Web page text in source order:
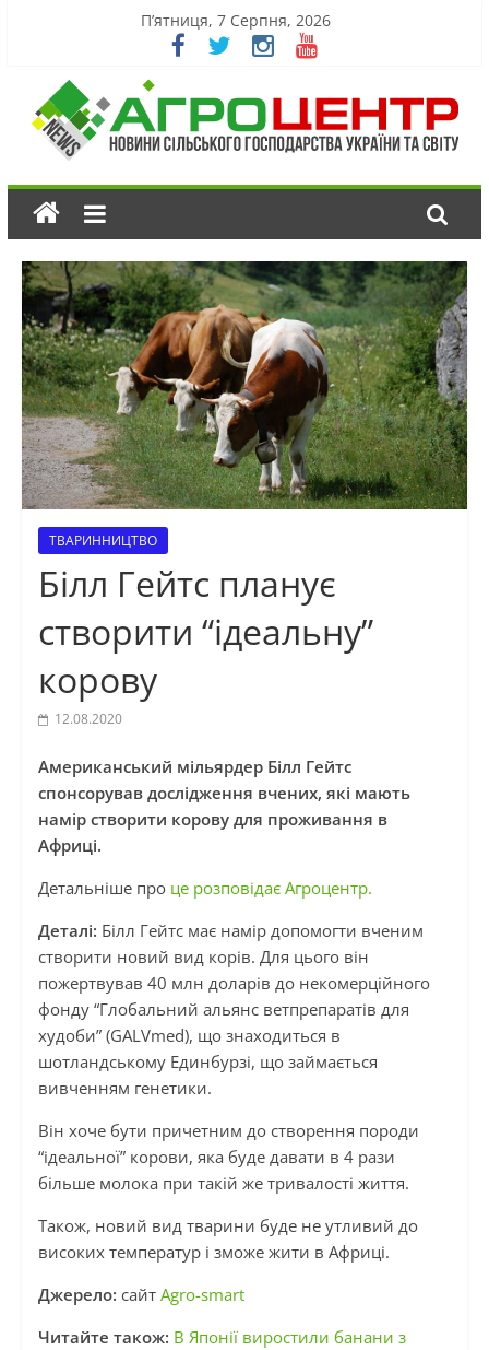
П’ятниця, 7 Серпня, 2026
ТВАРИННИЦТВО
Білл Гейтс планує
створити “ідеальну”
корову
12.08.2020
Американський мільярдер Білл Гейтс
спонсорував дослідження вчених, які мають
намір створити корову для проживання в
Африці.
Детальніше про це розповідає Агроцентр.
Деталі: Білл Гейтс має намір допомогти вченим
створити новий вид корів. Для цього він
пожертвував 40 млн доларів до некомерційного
фонду “Глобальний альянс ветпрепаратів для
худоби” (GALVmed), що знаходиться в
шотландському Единбурзі, що займається
вивченням генетики.
Він хоче бути причетним до створення породи
“ідеальної” корови, яка буде давати в 4 рази
більше молока при такій же тривалості життя.
Також, новий вид тварини буде не утливий до
високих температур і зможе жити в Африці.
Джерело: сайт Agro-smart
Читайте також: В Японії виростили банани з